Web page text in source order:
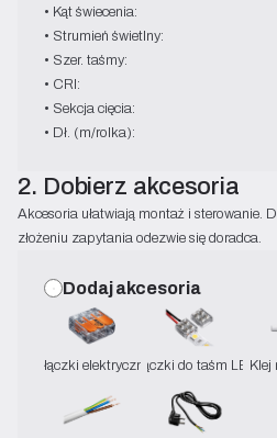
• Kąt świecenia:
• Strumień świetlny:
• Szer. taśmy:
• CRI:
• Sekcja cięcia:
• Dł. (m/rolka):
2. Dobierz akcesoria
Akcesoria ułatwiają montaż i sterowanie.
złożeniu zapytania odezwie się doradca.
Dodaj akcesoria
Złączki elektryczneZłączki do taśm LEDKlej